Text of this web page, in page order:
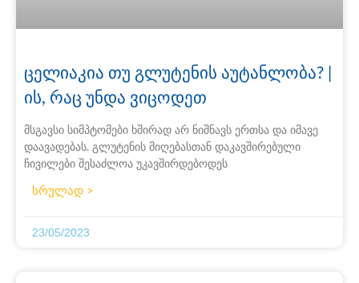
ცელიაკია თუ გლუტენის აუტანლობა? |
ის, რაც უნდა ვიცოდეთ
მსგავსი სიმპტომები ხშირად არ ნიშნავს ერთსა და იმავე
დაავადებას. გლუტენის მიღებასთან დაკავშირებული
ჩივილები შესაძლოა უკავშირდებოდეს
სრულად >
23/05/2023